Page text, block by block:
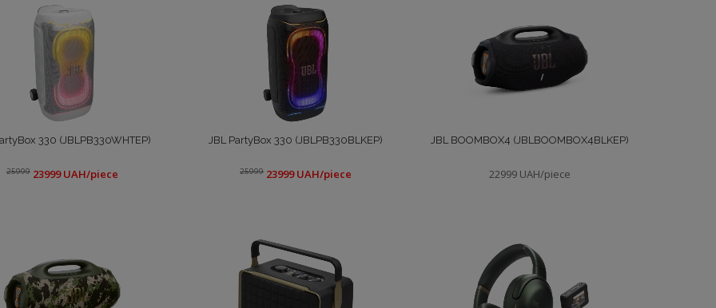
330 (JBLPB330WHTEP)
2599923999 UAH/piece
JBL PartyBox 330 (JBLPB330BLKEP)
25999 23999 UAH/piece
JBL BOOMBOX4 (JBLBOOMBOX4BLKEP)
22999 UAH/piece